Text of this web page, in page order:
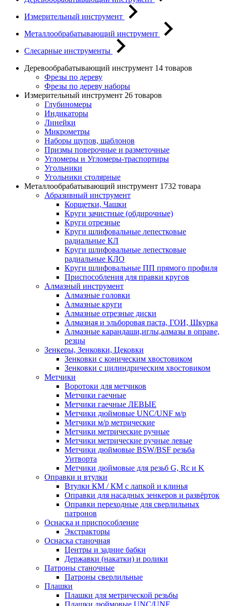
Измерительный инструмент
Металлообрабатывающий инструмент
Слесарные инструменты
Деревообрабатывающий инструмент 14 товаров
Фрезы по дереву
Фрезы по дереву наборы
Измерительный инструмент 26 товаров
Глубиномеры
Индикаторы
Линейки
Микрометры
Наборы щупов, шаблонов
Призмы поверочные и разметочные
Угломеры и Угломеры-траспортиры
Угольники
Угольники столярные
Металлообрабатывающий инструмент 1732 товара
Абразивный инструмент
Корщетки, Чашки
Круги зачистные (обдирочные)
Круги отрезные
Круги шлифовальные лепестковые
радиальные КЛ
Круги шлифовальные лепестковые
радиальные КЛО
Круги шлифовальные ПП прямого профиля
Приспособления для правки кругов
Алмазный инструмент
Алмазные головки
Алмазные круги
Алмазные отрезные диски
Алмазная и эльборовая паста, ГОИ, Шкурка
Алмазные карандаши,иглы,алмазы в оправе,
резцы
Зенкеры, Зенковки, Цековки
Зенковки с коническим хвостовиком
Зенковки с цилиндрическим хвостовиком
Метчики
Воротоки для метчиков
Метчики гаечные
Метчики гаечные ЛЕВЫЕ
Метчики дюймовые UNC/UNF м/р
Метчики м/р метрические
Метчики метрические ручные
Метчики метрические ручные левые
Метчики дюймовые BSW/BSF резьба
Уитворта
Метчики дюймовые для резьб G, Rc и K
Оправки и втулки
Втулки КМ / КМ с лапкой и клинья
Оправки для насадных зенкеров и развёрток
Оправки переходные для сверлильных
патронов
Оснаска и приспособление
Экстракторы
Оснаска станочная
Центры и задние бабки
Державки (накатки) и ролики
Патроны станочные
Патроны сверлильные
Плашки
Плашки для метрической резьбы
Плашки дюймовые UNC/UNF